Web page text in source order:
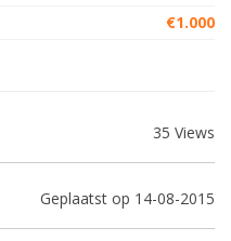
€1.000
35 Views
Geplaatst op 14-08-2015